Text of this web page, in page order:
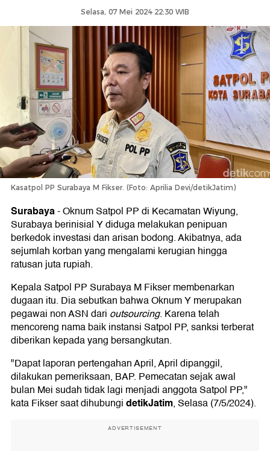
Selasa, 07 Mei 2024 22:30 WIB
Kasatpol PP Surabaya M Fikser. (Foto: Aprilia Devi/detikJatim)
Surabaya-Oknum Satpol PP di Kecamatan Wiyung,
Surabaya berinisial Y diduga melakukan penipuan
berkedok investasi dan arisan bodong. Akibatnya, ada
sejumlah korban yang mengalami kerugian hingga
ratusan juta rupiah.
Kepala Satpol PP Surabaya M Fikser membenarkan
dugaan itu. Dia sebutkan bahwa Oknum Y merupakan
pegawai non ASN dari outsourcing. Karena telah
mencoreng nama baik instansi Satpol PP, sanksi terberat
diberikan kepada yang bersangkutan.
"Dapat laporan pertengahan April, April dipanggil,
dilakukan pemeriksaan, BAP. Pemecatan sejak awal
bulan Mei sudah tidak lagi menjadi anggota Satpol PP,"
kata Fikser saat dihubungidetikJatim, Selasa (7/5/2024).
ADVERTISEMENT